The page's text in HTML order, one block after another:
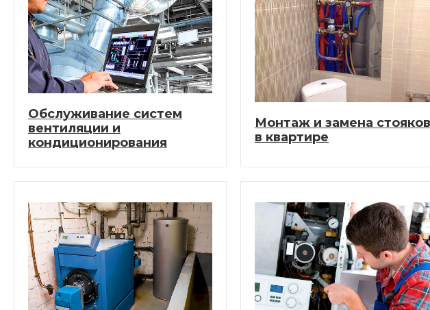
Обслуживание систем
вентиляции и
кондиционирования
Монтаж и замена стояков
в квартире